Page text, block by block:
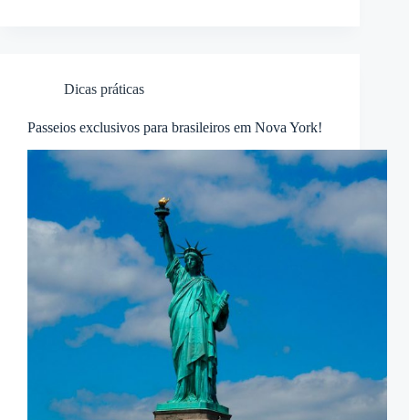
Dicas práticas
Passeios exclusivos para brasileiros em Nova York!